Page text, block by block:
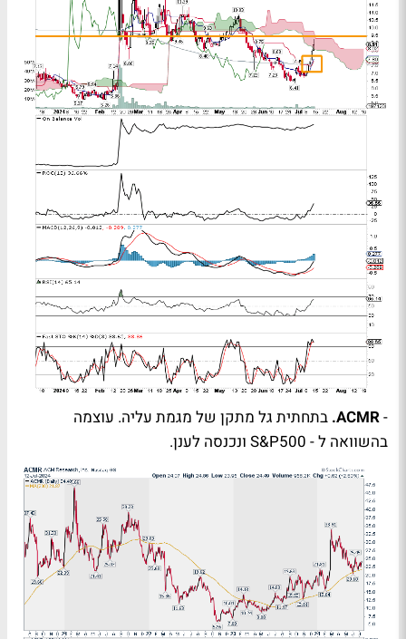
-
ACMR
. בתחתית גל מתקן של מגמת עליה. עוצמה
בהשוואה ל - S&P500 ונכנסה לענן.